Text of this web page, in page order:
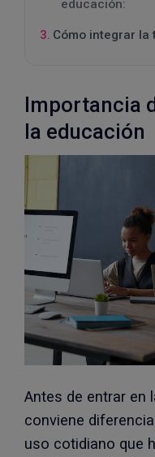
educación:
Cómo integrar la
Importancia
la educación
Antes de entrar en
conviene
uso cotidiano que